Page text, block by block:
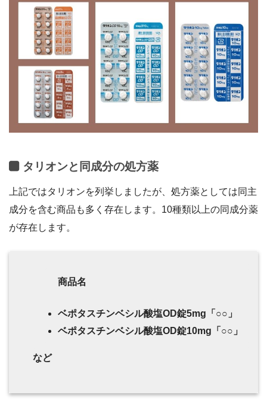
タリオンと同成分の処方薬
上記ではタリオンを列挙しましたが、処方薬としては同主
成分を含む商品も多く存在します。10種類以上の同成分薬
が存在します。
商品名
ベポタスチンベシル酸塩OD錠5mg「○○」
ベポタスチンベシル酸塩OD錠10mg「○○」
など